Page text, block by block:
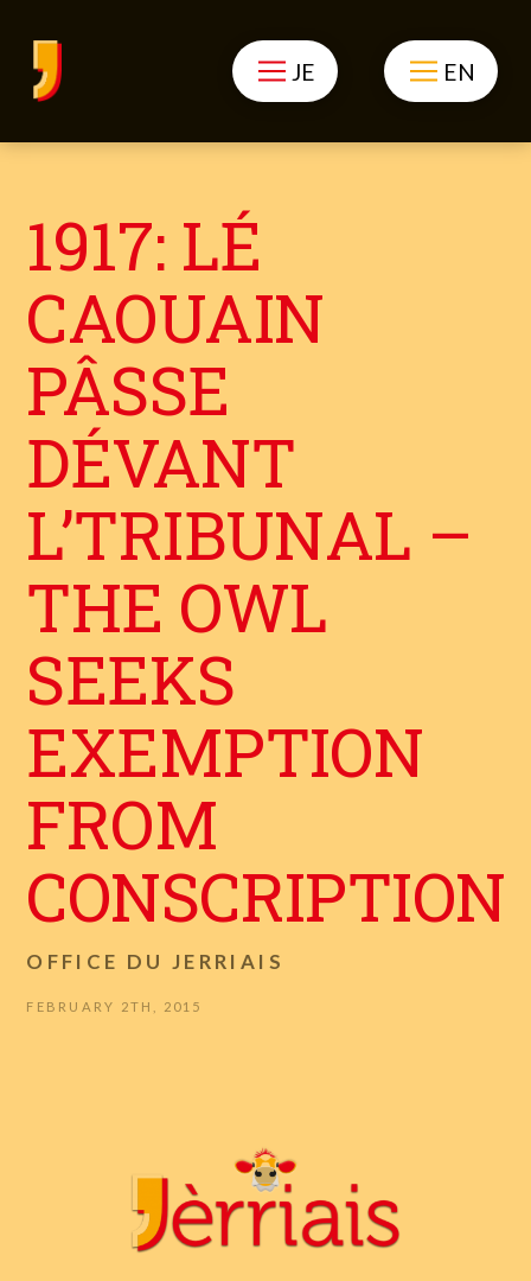
JE EN
1917: LÉ
CAOUAIN
PÂSSE
DÉVANT
L’TRIBUNAL –
THE OWL
SEEKS
EXEMPTION
FROM
CONSCRIPTION
OFFICE DU JERRIAIS
FEBRUARY 2TH, 2015